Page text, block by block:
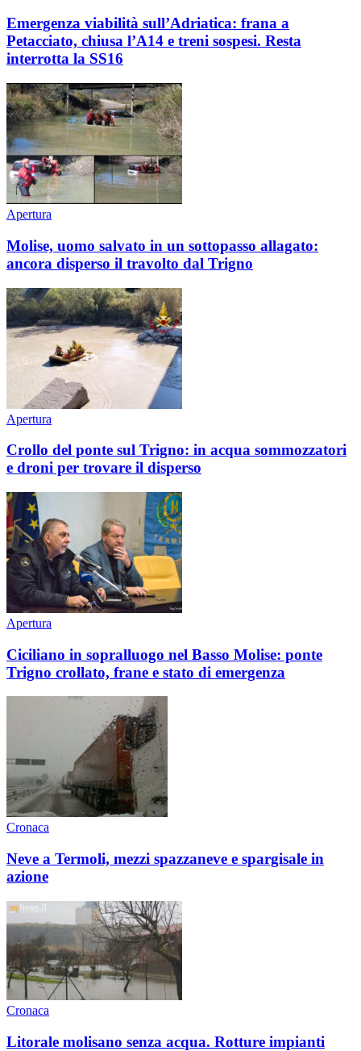
Emergenza viabilità sull’Adriatica: frana a
Petacciato, chiusa l’A14 e treni sospesi. Resta
interrotta la SS16
Apertura
Molise, uomo salvato in un sottopasso allagato:
ancora disperso il travolto dal Trigno
Apertura
Crollo del ponte sul Trigno: in acqua sommozzatori
e droni per trovare il disperso
Apertura
Ciciliano in sopralluogo nel Basso Molise: ponte
Trigno crollato, frane e stato di emergenza
Cronaca
Neve a Termoli, mezzi spazzaneve e spargisale in
azione
Cronaca
Litorale molisano senza acqua. Rotture impianti